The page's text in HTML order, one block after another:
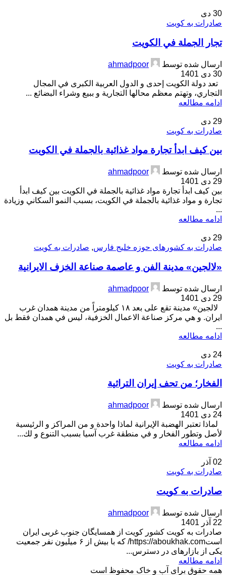
30 دی
صادرات به کویت
تجار الجملة في الكويت
ارسال شده توسط
ahmadpoor
30 دی 1401
تعد دولة الكويت إحدى و الدول العربية الكبرى في المجال
التجاري، وتهتم معظم محالها التجارية و ببيع وشراء البضائع ...
ادامه مطالعه
29 دی
صادرات به کویت
بين كيف ابدأ تجارة مواد غذائية بالجملة في الكويت
ارسال شده توسط
ahmadpoor
29 دی 1401
بين كيف ابدأ تجارة مواد غذائية بالجملة في الكويت بين كيف ابدأ
تجارة و مواد غذائية بالجملة في الكويت، بسبب النمو السكاني وزيادة
...
ادامه مطالعه
29 دی
صادرات به کشورهای حوزه خلیج فارس, صادرات به کویت
«لالجين» مدينة الفن و عاصمة صناعة الخزف الايرانية
ارسال شده توسط
ahmadpoor
29 دی 1401
لالجين» مدينة تقع على بعد ۱۸ كيلومتراً من مدينة همدان غرب
ايران. و هي مركز صناعة الاعمال الخزفية، ليس في همدان فقط بل
...
ادامه مطالعه
24 دی
صادرات به کویت
الفخار؛ من تحف إيران التراثية
ارسال شده توسط
ahmadpoor
24 دی 1401
لماذا تعتبر الهضبة الإيرانية لماذا واحدة و من المراكز و الرئيسية
لأصل وتطور الفخار و في منطقة غرب آسيا بسبب التنوع و لك...
ادامه مطالعه
02 آذر
صادرات به کویت
صادرات به کویت
ارسال شده توسط
ahmadpoor
22 آذر 1401
صادرات به کویت کشور کویت از همسایگان جنوب غربی ایران
استhttps://aboukhak.com/ که با بیش از ۶ میلیون نفر جمعیت
یکی از بازارهای در دسترس...
ادامه مطالعه
همه حقوق برای آب و خاک محفوظ است